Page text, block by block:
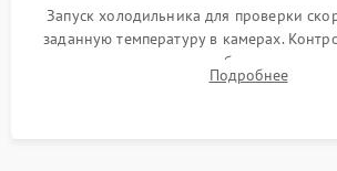
Запуск холодильника для проверки
заданную температуру в камерах.
компрессора, отсутствия обмерзания
срабатывания системыПодробнее